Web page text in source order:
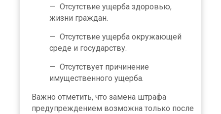
Отсутствие ущерба здоровью,
жизни граждан.
Отсутствие ущерба окружающей
среде и государству.
Отсутствует причинение
имущественного ущерба.
Важно отметить, что замена штрафа
предупреждением возможна только после